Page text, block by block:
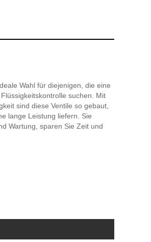
Wahl für diejenigen, die eine
suchen. Mit
sind diese Ventile so gebaut,
lange Leistung liefern. Sie
Wartung, sparen Sie Zeit und